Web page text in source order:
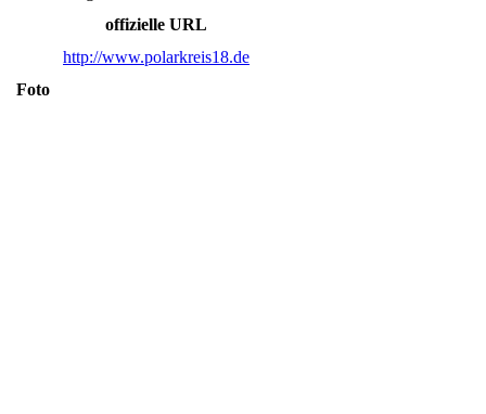
offizielle URL
http://www.polarkreis18.de
Foto